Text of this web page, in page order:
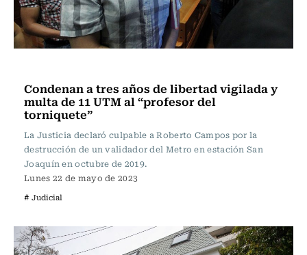
Condenan a tres años de libertad vigilada y
multa de 11 UTM al “profesor del
torniquete”
La Justicia declaró culpable a Roberto Campos por la
destrucción de un validador del Metro en estación San
Joaquín en octubre de 2019.
Lunes 22 de mayo de 2023
# Judicial